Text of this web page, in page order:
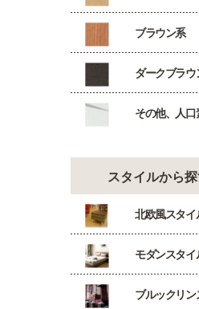
ブラウン系
ダークブラウ
その他、人口
スタイルから
北欧風スタイ
モダンスタイ
ブルックリン